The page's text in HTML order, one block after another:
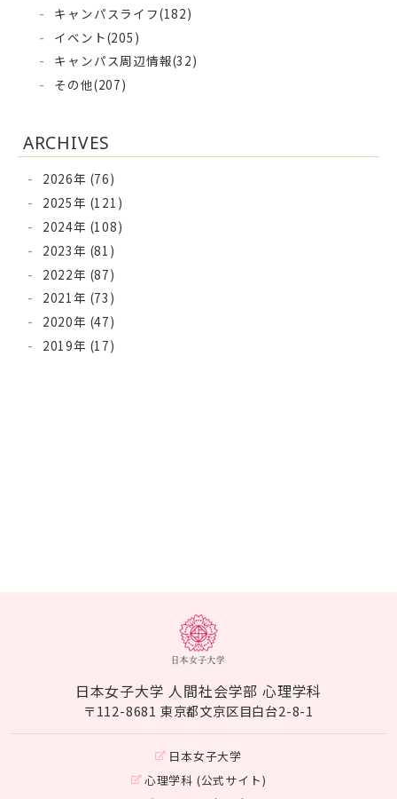
キャンパスライフ(182)
イベント(205)
キャンパス周辺情報(32)
その他(207)
ARCHIVES
2026年 (76)
2025年 (121)
2024年 (108)
2023年 (81)
2022年 (87)
2021年 (73)
2020年 (47)
2019年 (17)
日本女子大学 人間社会学部 心理学科
〒112-8681 東京都文京区目白台2-8-1
日本女子大学
心理学科 (公式サイト)